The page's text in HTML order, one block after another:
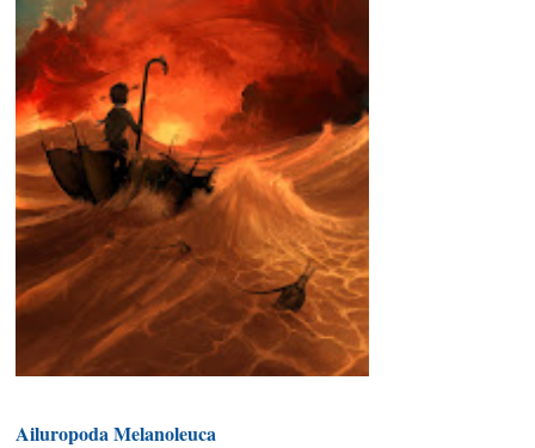
Ailuropoda Melanoleuca